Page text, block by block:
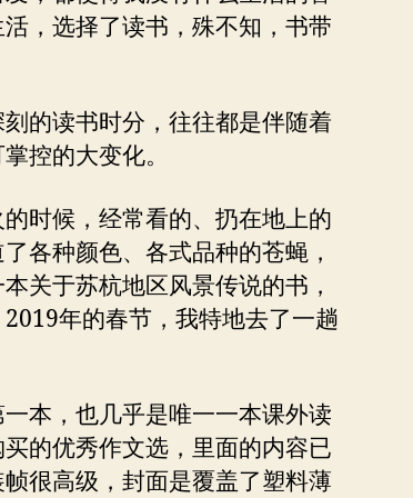
，选择了读书，殊不知，书带
的读书时分，往往都是伴随着
控的大变化。
时候，经常看的、扔在地上的
各种颜色、各式品种的苍蝇，
关于苏杭地区风景传说的书，
年的春节，我特地去了一趟
本，也几乎是唯一一本课外读
的优秀作文选，里面的内容已
很高级，封面是覆盖了塑料薄